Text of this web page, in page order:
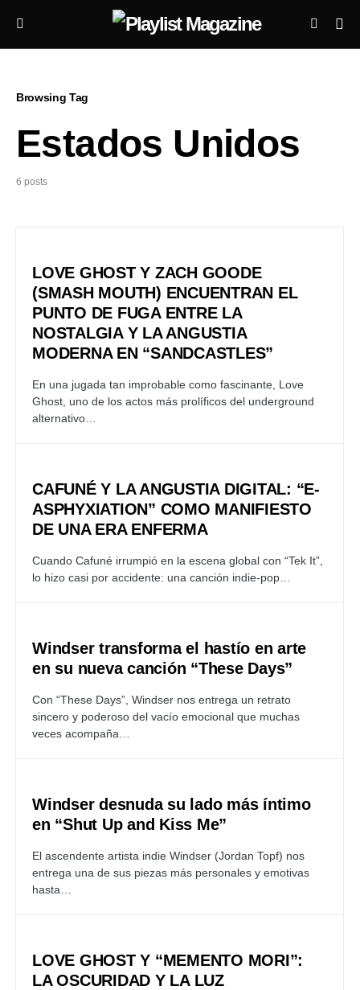
Browsing Tag
Estados Unidos
6 posts
LOVE GHOST Y ZACH GOODE
(SMASH MOUTH) ENCUENTRAN EL
PUNTO DE FUGA ENTRE LA
NOSTALGIA Y LA ANGUSTIA
MODERNA EN “SANDCASTLES”
En una jugada tan improbable como fascinante, Love
Ghost, uno de los actos más prolíficos del underground
alternativo…
CAFUNÉ Y LA ANGUSTIA DIGITAL: “E-
ASPHYXIATION” COMO MANIFIESTO
DE UNA ERA ENFERMA
Cuando Cafuné irrumpió en la escena global con “Tek It”,
lo hizo casi por accidente: una canción indie-pop…
Windser transforma el hastío en arte
en su nueva canción “These Days”
Con “These Days”, Windser nos entrega un retrato
sincero y poderoso del vacío emocional que muchas
veces acompaña…
Windser desnuda su lado más íntimo
en “Shut Up and Kiss Me”
El ascendente artista indie Windser (Jordan Topf) nos
entrega una de sus piezas más personales y emotivas
hasta…
LOVE GHOST Y “MEMENTO MORI”:
LA OSCURIDAD Y LA LUZ